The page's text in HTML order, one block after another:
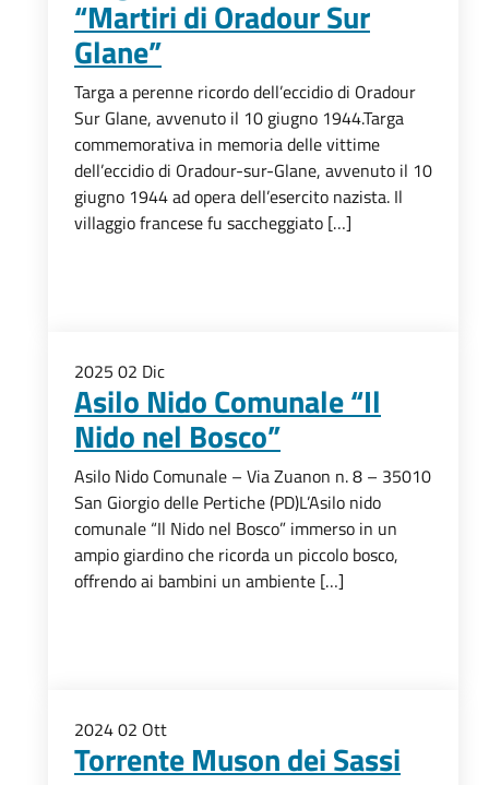
“Martiri di Oradour Sur
Glane”
Targa a perenne ricordo dell’eccidio di Oradour
Sur Glane, avvenuto il 10 giugno 1944.Targa
commemorativa in memoria delle vittime
dell’eccidio di Oradour-sur-Glane, avvenuto il 10
giugno 1944 ad opera dell’esercito nazista. Il
villaggio francese fu saccheggiato […]
2025 02 Dic
Asilo Nido Comunale “Il
Nido nel Bosco”
Asilo Nido Comunale – Via Zuanon n. 8 – 35010
San Giorgio delle Pertiche (PD)L’Asilo nido
comunale “Il Nido nel Bosco” immerso in un
ampio giardino che ricorda un piccolo bosco,
offrendo ai bambini un ambiente […]
202402 Ott
Torrente Muson dei Sassi